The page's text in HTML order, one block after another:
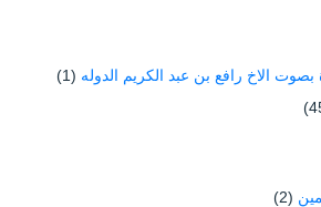
الاخ رافع بن عبد الكريم الدوله (1)
(2)